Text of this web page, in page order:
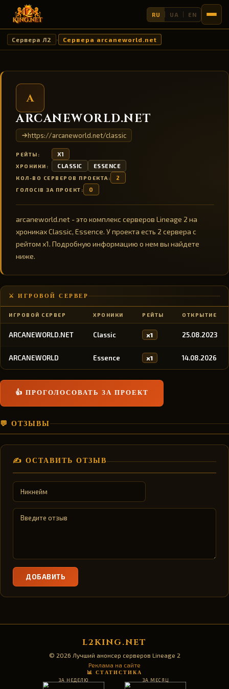
RU UA EN
Сервера Л2 › Сервера arcaneworld.net
A
ARCANEWORLD.NET
https://arcaneworld.net/classic
РЕЙТЫ: X1
ХРОНИКИ: CLASSIC ESSENCE
КОЛ-ВО СЕРВЕРОВ ПРОЕКТА: 2
ГОЛОСІВ ЗА ПРОЕКТ: 0
arcaneworld.net - это комплекс серверов Lineage 2 на
хрониках Classic, Essence. У проекта есть 2 сервера с
рейтом x1. Подробную информацию о нем вы найдете
ниже.
⚔️ ИГРОВОЙ СЕРВЕР
ИГРОВОЙ СЕРВЕР ХРОНИКИ РЕЙТЫ ОТКРЫТИЕ
ARCANEWORLD.NET Classic x1 25.08.2023
ARCANEWORLD Essence x1 14.08.2026
👍 ПРОГОЛОСОВАТЬ ЗА ПРОЕКТ
💬 ОТЗЫВЫ
✍️ ОСТАВИТЬ ОТЗЫВ
ДОБАВИТЬ
L2KING.NET
© 2026 Лучший анонсер серверов Lineage 2
Реклама на сайте
📊 СТАТИСТИКА
ЗА НЕДЕЛЮ ЗА МЕСЯЦ